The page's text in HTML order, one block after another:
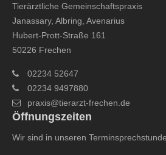
Tierärztliche Gemeinschaftspraxis
Janassary, Albring, Avenarius
Hubert-Prott-Straße 161
50226 Frechen
02234 52647
02234 9497880
praxis@tierarzt-frechen.de
Öffnungszeiten
Wir sind in unseren